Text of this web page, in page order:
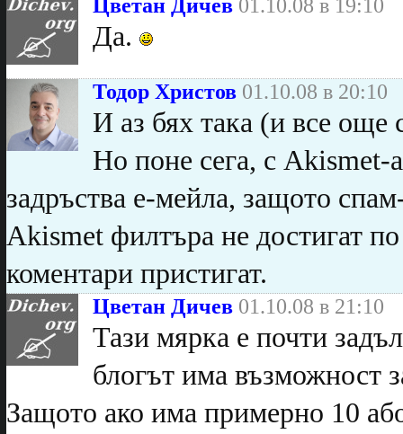
Да.
Тодор Христов 01.10.08 в 20:10
И аз бях така (и все още
Но поне сега, с Akismet-
задръства е-мейла, защото
Akismet филтъра не достигат
коментари пристигат.
Цветан Дичев 01.10.08 в 21:10
Тази мярка е почти
блогът има възможност
Защото ако има примерно 10